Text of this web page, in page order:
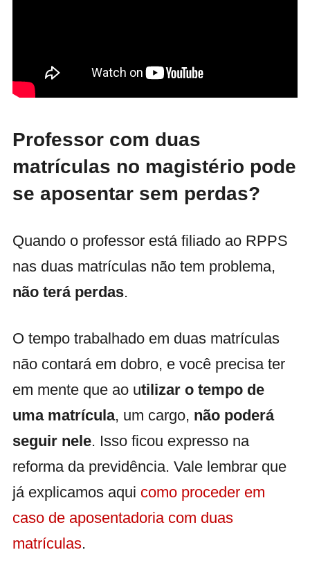
Professor com duas
matrículas no magistério pode
se aposentar sem perdas?
Quando o professor está filiado ao RPPS
nas duas matrículas não tem problema,
não terá perdas.
O tempo trabalhado em duas matrículas
não contará em dobro, e você precisa ter
em mente que ao utilizar o tempo de
uma matrícula, um cargo, não poderá
seguir nele. Isso ficou expresso na
reforma da previdência. Vale lembrar que
já explicamos aqui como proceder em
caso de aposentadoria com duas
matrículas.